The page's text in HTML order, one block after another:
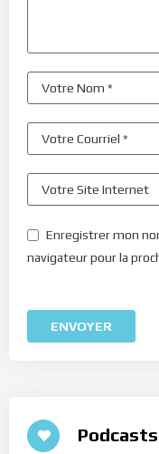
Enregistrer mon
navigateur pour la